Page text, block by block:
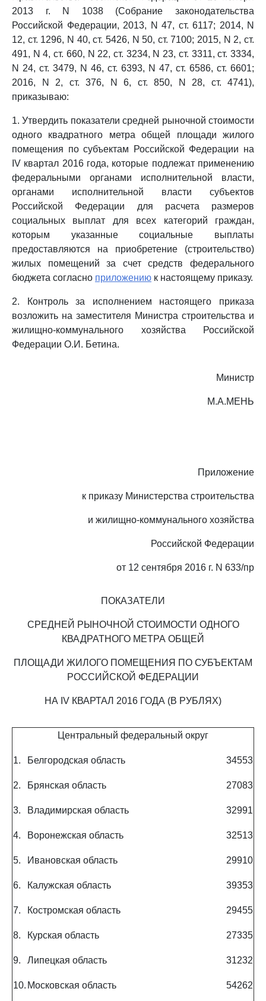
2013 г. N 1038 (Собрание законодательства
Российской Федерации, 2013, N 47, ст. 6117; 2014, N
12, ст. 1296, N 40, ст. 5426, N 50, ст. 7100; 2015, N 2, ст.
491, N 4, ст. 660, N 22, ст. 3234, N 23, ст. 3311, ст. 3334,
N 24, ст. 3479, N 46, ст. 6393, N 47, ст. 6586, ст. 6601;
2016, N 2, ст. 376, N 6, ст. 850, N 28, ст. 4741),
приказываю:
1. Утвердить показатели средней рыночной стоимости
одного квадратного метра общей площади жилого
помещения по субъектам Российской Федерации на
IV квартал 2016 года, которые подлежат применению
федеральными органами исполнительной власти,
органами исполнительной власти субъектов
Российской Федерации для расчета размеров
социальных выплат для всех категорий граждан,
которым указанные социальные выплаты
предоставляются на приобретение (строительство)
жилых помещений за счет средств федерального
бюджета согласно приложению к настоящему приказу.
2. Контроль за исполнением настоящего приказа
возложить на заместителя Министра строительства и
жилищно-коммунального хозяйства Российской
Федерации О.И. Бетина.
Министр
М.А.МЕНЬ
Приложение
к приказу Министерства строительства
и жилищно-коммунального хозяйства
Российской Федерации
от 12 сентября 2016 г. N 633/пр
ПОКАЗАТЕЛИ
СРЕДНЕЙ РЫНОЧНОЙ СТОИМОСТИ ОДНОГО
КВАДРАТНОГО МЕТРА ОБЩЕЙ
ПЛОЩАДИ ЖИЛОГО ПОМЕЩЕНИЯ ПО СУБЪЕКТАМ
РОССИЙСКОЙ ФЕДЕРАЦИИ
НА IV КВАРТАЛ 2016 ГОДА (В РУБЛЯХ)
Центральный федеральный округ
1. Белгородская область 34553
2. Брянская область 27083
3. Владимирская область 32991
4. Воронежская область 32513
5. Ивановская область 29910
6. Калужская область 39353
7. Костромская область 29455
8. Курская область 27335
9. Липецкая область 31232
10. Московская область 54262